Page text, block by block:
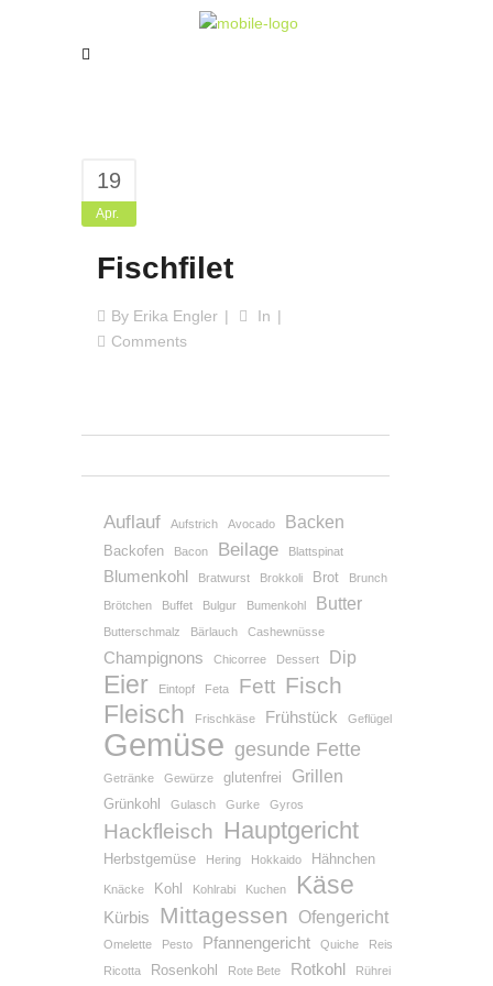
19
Apr.
Fischfilet
By Erika Engler
In
Comments
Auflauf Aufstrich Avocado Backen
Backofen Bacon Beilage Blattspinat
Blumenkohl Bratwurst Brokkoli Brot Brunch
Brötchen Buffet Bulgur Bumenkohl Butter
Butterschmalz Bärlauch Cashewnüsse
Champignons Chicorree Dessert Dip
Eier Eintopf Feta Fett Fisch
Fleisch Frischkäse Frühstück Geflügel
Gemüse gesunde Fette
Getränke Gewürze glutenfrei Grillen
Grünkohl Gulasch Gurke Gyros
Hackfleisch Hauptgericht
Herbstgemüse Hering Hokkaido Hähnchen
Knäcke Kohl Kohlrabi Kuchen Käse
Kürbis Mittagessen Ofengericht
Omelette Pesto Pfannengericht Quiche
Reis
Ricotta
Rosenkohl Rote Bete Rotkohl Rührei